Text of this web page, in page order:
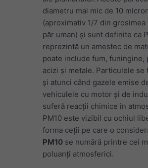
diametru mai mic de 10
(aproximativ 1/7 din
păr uman) și sunt definite ca
reprezintă un amestec de
poate include fum, funingine,
acizi și metale. Particulele se
și atunci când gazele emise
vehiculele cu motor și de
suferă reacții chimice în
PM10 este vizibil cu ochiul
forma ceții pe care o
PM10 se numără printre cei
poluanți atmosferici.